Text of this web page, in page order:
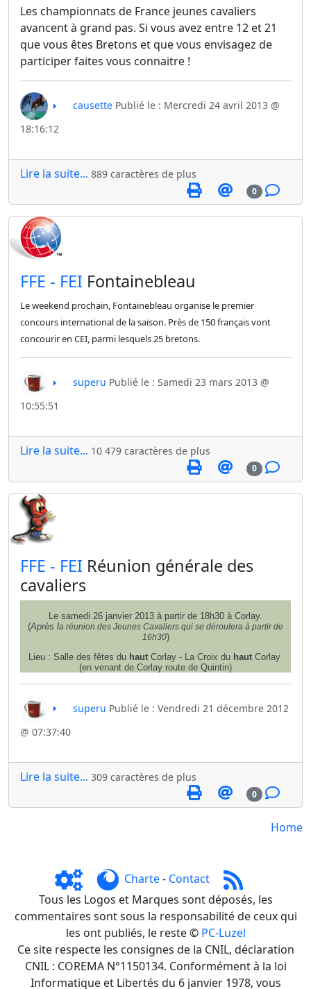
Les championnats de France jeunes cavaliers
avancent à grand pas. Si vous avez entre 12 et 21
que vous êtes Bretons et que vous envisagez de
participer faites vous connaitre !
causettePublié le : Mercredi 24 avril 2013 @
18:16:12
Lire la suite... 889 caractères de plus
0
​FFE - FEI Fontainebleau
Le weekend prochain, Fontainebleau organise le premier
concours international de la saison. Près de 150 français vont
concourir en CEI, parmi lesquels 25 bretons.
superu Publié le : Samedi 23 mars 2013 @
10:55:51
Lire la suite... 10 479 caractères de plus
0
​FFE - FEI Réunion générale des
cavaliers
Le samedi 26 janvier 2013 à partir de 18h30 à Corlay.
(Après la réunion des Jeunes Cavaliers qui se déroulera à partir de
16h30)
Lieu : Salle des fêtes du haut Corlay - La Croix du haut Corlay
(en venant de Corlay route de Quintin)
superu Publié le : Vendredi 21 décembre 2012
@ 07:37:40
Lire la suite... 309 caractères de plus
0
Home
Charte- Contact
Tous les Logos et Marques sont déposés, les
commentaires sont sous la responsabilité de ceux qui
les ont publiés, le reste © PC-Luzel
Ce site respecte les consignes de la CNIL, déclaration
CNIL : COREMA N°1150134. Conformément à la loi
Informatique et Libertés du 6 janvier 1978, vous